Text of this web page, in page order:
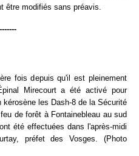
être modifiés sans préavis.
fois depuis qu'il est pleinement
Mirecourt a été activé pour
les Dash-8 de la Sécurité
de forêt à Fontainebleau au sud
été effectuées dans l'après-midi
préfet des Vosges. (Photo